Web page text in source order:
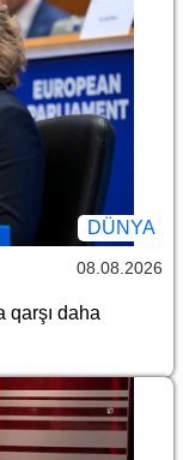
DÜNYA
08.08.2026
qarşı daha